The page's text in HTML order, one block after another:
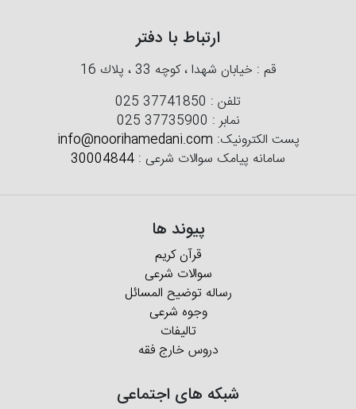
ارتباط با دفتر
قم : خیابان شهدا ، كوچه 33 ، پلاك 16
تلفن :025 37741850
نمابر :025 37735900
پست الکترونیک:info@noorihamedani.com
سامانه پیامک سوالات شرعی : 30004844
پیوند ها
قرآن کریم
سوالات شرعی
رساله توضیح المسائل
وجوه شرعی
تالیفات
دروس خارج فقه
شبکه های اجتماعی